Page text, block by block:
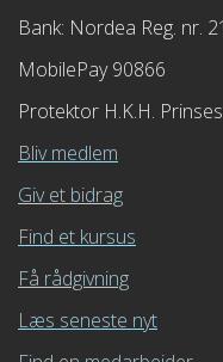
Bank: Nordea Reg. nr.
MobilePay 90866
Protektor H.K.H.
Bliv medlem
Giv et bidrag
Find et kursus
Få rådgivning
Læs seneste nyt